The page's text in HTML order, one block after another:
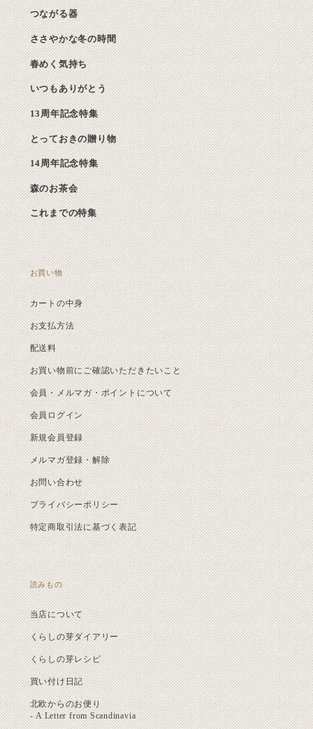
つながる器
ささやかな冬の時間
春めく気持ち
いつもありがとう
13周年記念特集
とっておきの贈り物
14周年記念特集
森のお茶会
これまでの特集
お買い物
カートの中身
お支払方法
配送料
お買い物前にご確認いただきたいこと
会員・メルマガ・ポイントについて
会員ログイン
新規会員登録
メルマガ登録・解除
お問い合わせ
プライバシーポリシー
特定商取引法に基づく表記
読みもの
当店について
くらしの芽ダイアリー
くらしの芽レシピ
買い付け日記
北欧からのお便り
- A Letter from Scandinavia